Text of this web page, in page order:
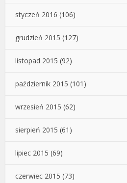
styczeń 2016 (106)
grudzień 2015 (127)
listopad 2015 (92)
październik 2015 (101)
wrzesień 2015 (62)
sierpień 2015 (61)
lipiec 2015 (69)
czerwiec 2015 (73)